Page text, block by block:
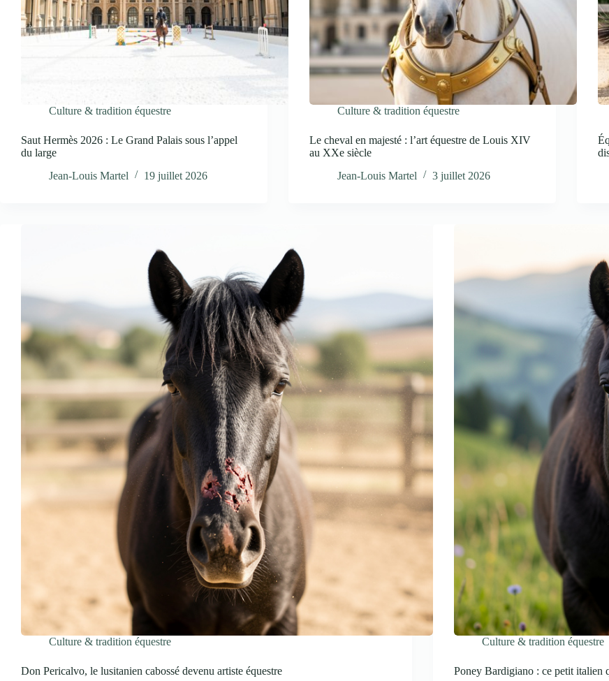
Culture & tradition équestre
Saut Hermès 2026 : Le Grand Palais sous l’appel
du large
Jean-Louis Martel
19 juillet 2026
Culture & tradition équestre
Le cheval en majesté : l’art équestre de Louis XIV
au XXe siècle
Jean-Louis Martel
3 juillet 2026
Culture & tradition équestre
Don Pericalvo, le lusitanien cabossé devenu artiste équestre
Culture & tradition équestre
Poney Bardigiano : ce petit italien